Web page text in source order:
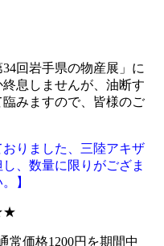
回岩手県の物産展」に
息しませんが、油断す
みますので、皆様のご
おりました、三陸アキザ
、数量に限りがござま
】
常価格1200円を期間中